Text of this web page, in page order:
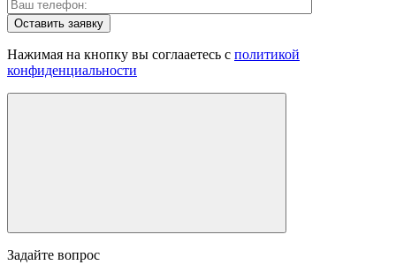
Оставить заявку
Нажимая на кнопку вы соглааетесь с политикой
конфиденциальности
Задайте вопрос